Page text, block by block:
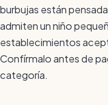
burbujas están
admiten un niño
establecimientos
Confírmalo antes de
categoría.